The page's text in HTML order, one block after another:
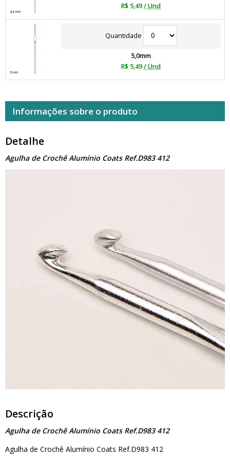
R$ 5,49/ Und
Quantidade
5,0mm
R$ 5,49/ Und
Informações sobre o produto
Detalhe
Agulha de Crochê Alumínio Coats Ref.D983 412
Descrição
Agulha de Crochê Alumínio Coats Ref.D983 412
Agulha de Crochê Alumínio Coats Ref.D983 412